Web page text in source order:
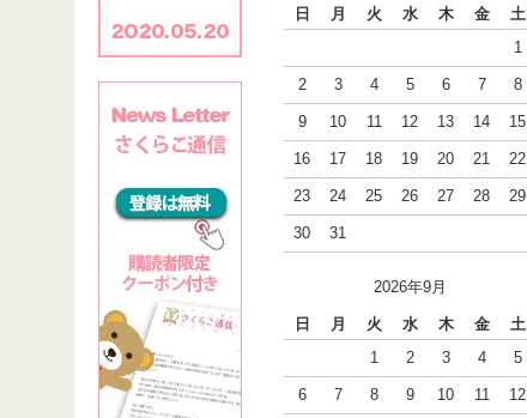
日 月 火 水 木 金
土
1
2 3 4 5 6 7 8
9 10 11 12 13 14 15
16 17 18 19 20 21 22
23 24 25 26 27 28 29
30 31
2026年9月
日 月 火 水 木 金
土
1
2 3 4 5
6 7 8 9 10 11 12